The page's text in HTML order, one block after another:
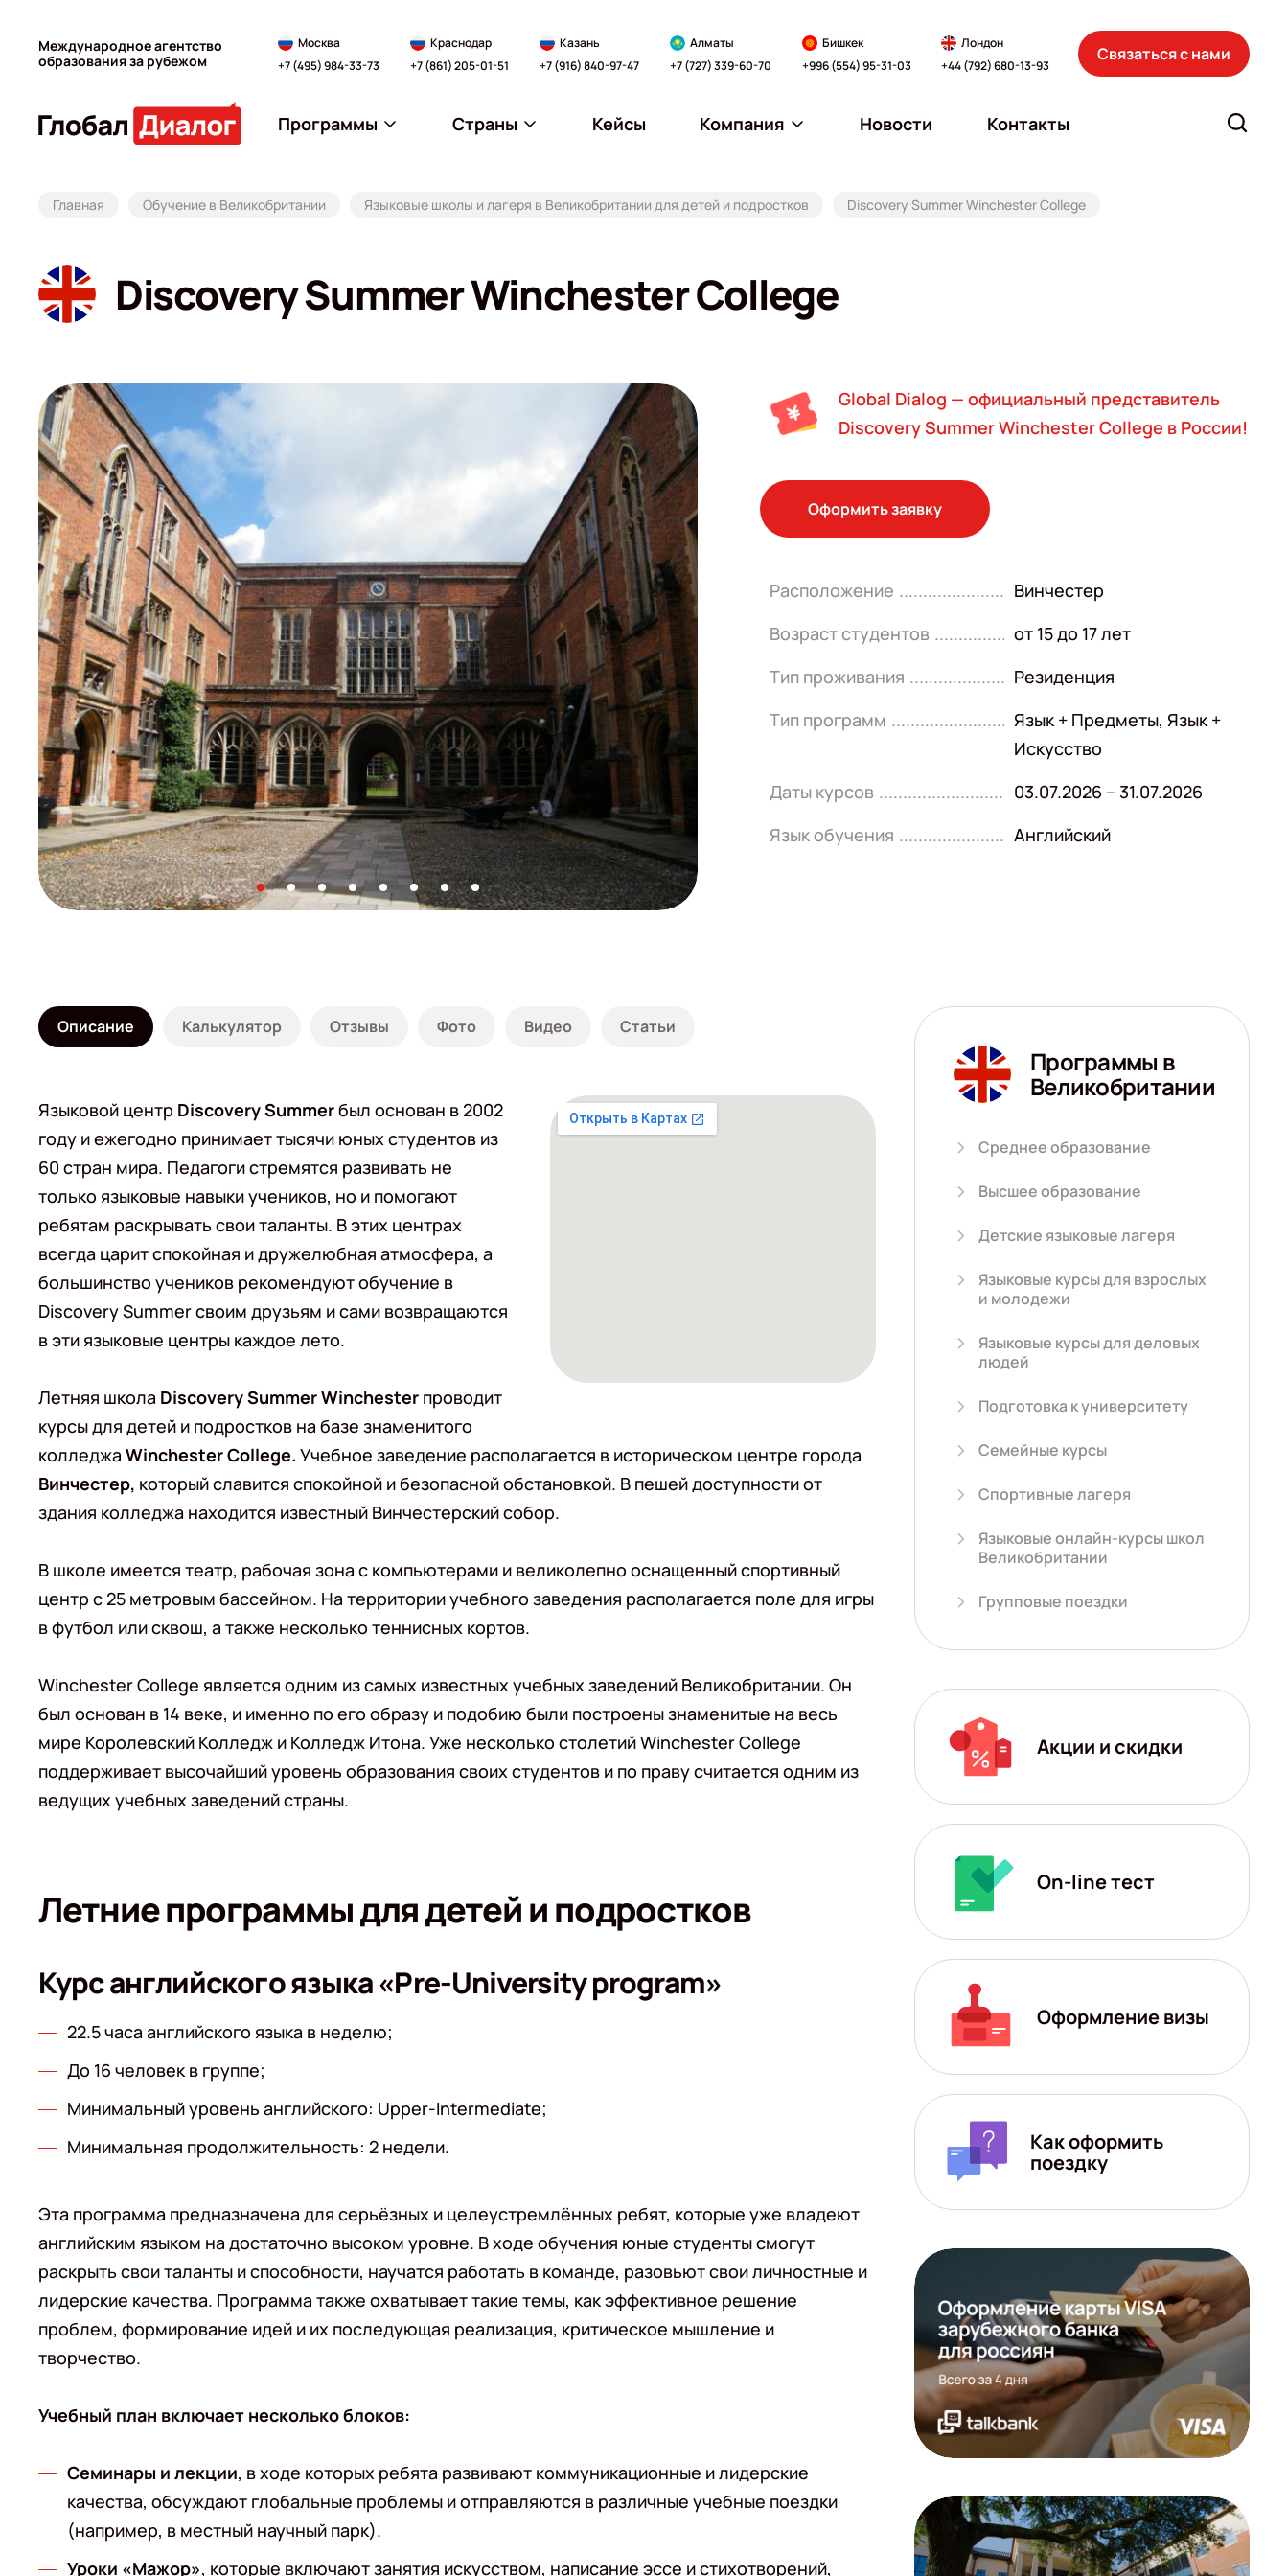
Международное агентство
образования за рубежом
Москва
+7 (495) 984-33-73
Краснодар
+7 (861) 205-01-51
Казань
+7 (916) 840-97-47
Алматы
+7 (727) 339-60-70
Бишкек
+996 (554) 95-31-03
Лондон
+44 (792) 680-13-93
Связаться с нами
Программы Страны Кейсы Компания Новости Контакты
Главная Обучение в Великобритании Языковые школы и лагеря в Великобритании для детей и подростков Discovery Summer Winchester College
Discovery Summer Winchester College
Global Dialog — официальный представитель
Discovery Summer Winchester College в России!
Оформить заявку
Расположение
Винчестер
Возраст студентов
от 15 до 17 лет
Тип проживания
Резиденция
Тип программ
Язык + Предметы, Язык +
Искусство
Даты курсов
03.07.2026 – 31.07.2026
Язык обучения
Английский
Описание Калькулятор Отзывы Фото Видео Статьи
Языковой центр Discovery Summerбыл основан в 2002
году и ежегодно принимает тысячи юных студентов из
60 стран мира. Педагоги стремятся развивать не
только языковые навыки учеников, но и помогают
ребятам раскрывать свои таланты. В этих центрах
всегда царит спокойная и дружелюбная атмосфера, а
большинство учеников рекомендуют обучение в
Discovery Summer своим друзьям и сами возвращаются
в эти языковые центры каждое лето.
Летняя школа Discovery Summer Winchester проводит
курсы для детей и подростков на базе знаменитого
колледжа Winchester College. Учебное заведение располагается в историческом центре города
Винчестер, который славится спокойной и безопасной обстановкой. В пешей доступности от
здания колледжа находится известный Винчестерский собор.
В школе имеется театр, рабочая зона с компьютерами и великолепно оснащенный спортивный
центр с 25 метровым бассейном. На территории учебного заведения располагается поле для игры
в футбол или сквош, а также несколько теннисных кортов.
Winchester College является одним из самых известных учебных заведений Великобритании. Он
был основан в 14 веке, и именно по его образу и подобию были построены знаменитые на весь
мире Королевский Колледж и Колледж Итона. Уже несколько столетий Winchester College
поддерживает высочайший уровень образования своих студентов и по праву считается одним из
ведущих учебных заведений страны.
Летние программы для детей и подростков
Курс английского языка «Pre-University program»
22.5 часа английского языка в неделю;
До 16 человек в группе;
Минимальный уровень английского: Upper-Intermediate;
Минимальная продолжительность: 2 недели.
Эта программа предназначена для серьёзных и целеустремлённых ребят, которые уже владеют
английским языком на достаточно высоком уровне. В ходе обучения юные студенты смогут
раскрыть свои таланты и способности, научатся работать в команде, разовьют свои личностные и
лидерские качества. Программа также охватывает такие темы, как эффективное решение
проблем, формирование идей и их последующая реализация, критическое мышление и
творчество.
Учебный план включает несколько блоков:
Семинары и лекции, в ходе которых ребята развивают коммуникационные и лидерские
качества, обсуждают глобальные проблемы и отправляются в различные учебные поездки
(например, в местный научный парк).
Уроки «Мажор», которые включают занятия искусством, написание эссе и стихотворений,
Программы в
Великобритании
Среднее образование
Высшее образование
Детские языковые лагеря
Языковые курсы для взрослых
и молодежи
Языковые курсы для деловых
людей
Подготовка к университету
Семейные курсы
Спортивные лагеря
Языковые онлайн-курсы школ
Великобритании
Групповые поездки
Акции и скидки
On-line тест
Оформление визы
Как оформить
поездку